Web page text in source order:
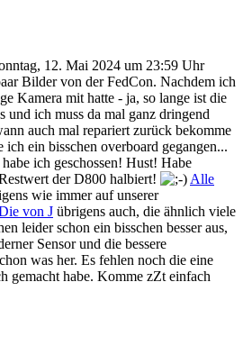
12. Mai 2024 um 23:59 Uhr
Bilder von der FedCon. Nachdem ich
Kamera mit hatte - ja, so lange ist die
und ich muss da mal ganz dringend
auch mal repariert zurück bekomme
ich ein bisschen overboard gegangen...
ich geschossen! Hust! Habe
der D800 halbiert!
Alle
wie immer auf unserer
von J übrigens auch, die ähnlich viele
leider schon ein bisschen besser aus,
Sensor und die bessere
was her. Es fehlen noch die eine
gemacht habe. Komme zZt einfach